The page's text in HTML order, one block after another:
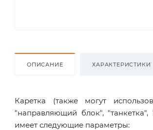
ОПИСАНИЕ ХАРАКТЕРИСТИКИ
Каретка (также могут
"направляющий блок",
имеет следующие параметры: